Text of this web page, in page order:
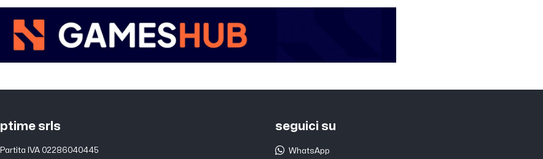
ptime srls
Partita IVA 02286040445
seguici su
WhatsApp